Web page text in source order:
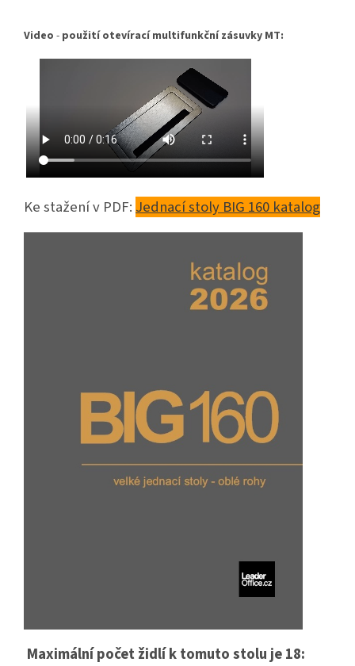
Video - použití otevírací multifunkční zásuvky MT:
Ke stažení v PDF: Jednací stoly BIG 160 katalog
Maximální počet židlí k tomuto stolu je 18: